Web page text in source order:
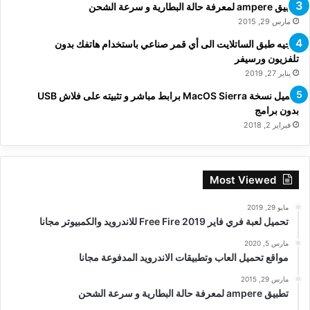
تطبيق ampere لمعرفة حالة البطارية و سرعة الشحن
مارس 29, 2015
توجيه طبق الساتلايت الى أي قمر صناعي باستخدام هاتفك بدون
تلفزيون ورسيفر
يناير 27, 2019
تحميل نسخة MacOS Sierra برابط مباشر و تثبيته على فلاش USB
بدون برامج
فبراير 2, 2018
Most Viewed
مايو 29, 2019
تحميل لعبة فري فاير Free Fire 2019 للاندرويد والكمبيوتر مجانا
مارس 5, 2020
مواقع تحميل العاب وتطبيقات الاندرويد المدفوعة مجانا
مارس 29, 2015
تطبيق ampere لمعرفة حالة البطارية و سرعة الشحن